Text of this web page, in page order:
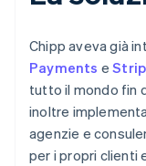
Chipp aveva già
Payments e
tutto il mondo fin
inoltre
agenzie e
per i propri clienti